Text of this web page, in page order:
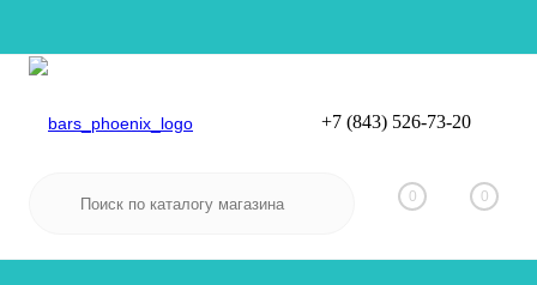
Вход
+7 (843) 526-73-20
0 0